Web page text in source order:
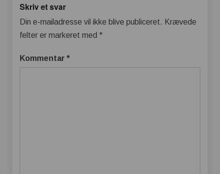
Skriv et svar
Din e-mailadresse vil ikke blive publiceret. Krævede
felter er markeret med *
Kommentar *